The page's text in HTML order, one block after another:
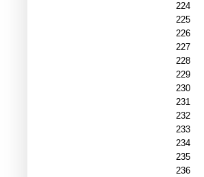
224
225
226
227
228
229
230
231
232
233
234
235
236